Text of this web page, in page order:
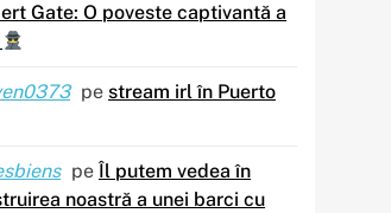
Gate: O poveste captivantă a
pe stream irl în Puerto
pe Îl putem vedea în
noastră a unei barci cu